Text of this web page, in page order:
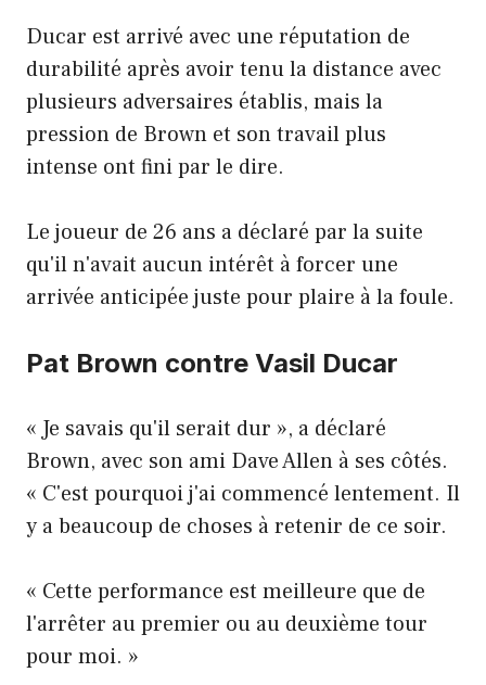
Ducar est arrivé avec une réputation de
durabilité après avoir tenu la distance avec
plusieurs adversaires établis, mais la
pression de Brown et son travail plus
intense ont fini par le dire.
Le joueur de 26 ans a déclaré par la suite
qu'il n'avait aucun intérêt à forcer une
arrivée anticipée juste pour plaire à la foule.
Pat Brown contre Vasil Ducar
« Je savais qu'il serait dur », a déclaré
Brown, avec son ami Dave Allen à ses côtés.
« C'est pourquoi j'ai commencé lentement. Il
y a beaucoup de choses à retenir de ce soir.
« Cette performance est meilleure que de
l'arrêter au premier ou au deuxième tour
pour moi. »